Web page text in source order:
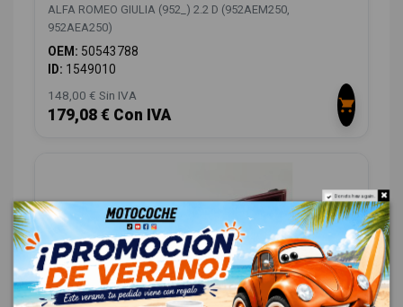
ALFA ROMEO GIULIA (952_) 2.2 D (952AEM250,
952AEA250)
OEM: 50543788
ID: 1549010
148,00 € Sin IVA
179,08 € Con IVA
Do not show again.